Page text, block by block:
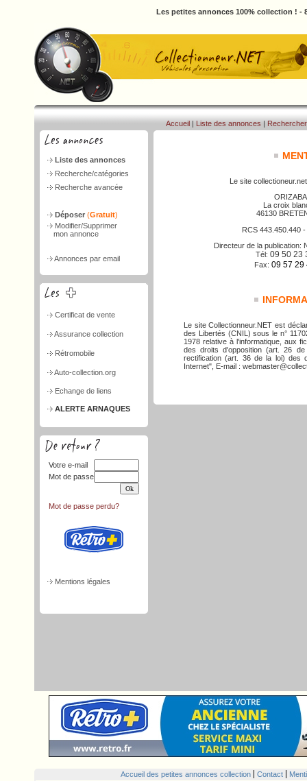
Les petites annonces 100% collection ! -
Liste des annonces
Recherche/catégories
Recherche avancée
Déposer (Gratuit)
Modifier/Supprimer
mon annonce
Annonces par email
Certificat de vente
Assurance collection
Rétromobile
Auto-collection.org
Echange de liens
ALERTE ARNAQUES
Votre e-mail
Mot de passe
Mot de passe perdu?
Mentions légales
Accueil | Liste des annonces | Rechercher
Le site
ORIZABA
La croix
46130
RCS 443.450.440
Directeur de la publication:
Tél: 09 50 23
Fax: 09 57 29
Le site Collectionneur.NET est
des Libertés (CNIL) sous le n°
1978 relative à l'informatique, aux
des droits d'opposition (art. 26
rectification (art. 36 de la loi) des
Internet", E-mail :
Accueil des petites annonces collection Contact